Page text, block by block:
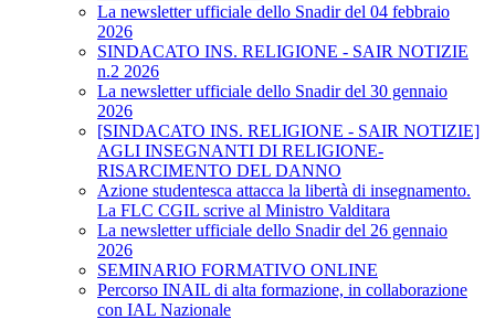
La newsletter ufficiale dello Snadir del 04 febbraio
2026
SINDACATO INS. RELIGIONE - SAIR NOTIZIE
n.2 2026
La newsletter ufficiale dello Snadir del 30 gennaio
2026
[SINDACATO INS. RELIGIONE - SAIR NOTIZIE]
AGLI INSEGNANTI DI RELIGIONE-
RISARCIMENTO DEL DANNO
Azione studentesca attacca la libertà di insegnamento.
La FLC CGIL scrive al Ministro Valditara
La newsletter ufficiale dello Snadir del 26 gennaio
2026
SEMINARIO FORMATIVO ONLINE
Percorso INAIL di alta formazione, in collaborazione
con IAL Nazionale